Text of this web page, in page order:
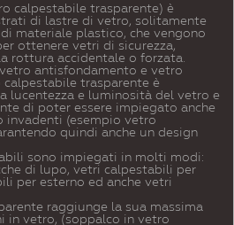
calpestabile trasparente) è
di lastre di vetro, solitamente
materiale plastico, che vengono
ottenere vetri di sicurezza,
rottura accidentale o forzata.
antisfondamento e vetro
trasparente è
lucentezza e luminosità del vetro e
di poter essere impiegato anche
(esempio vetro
quindi anche un design
sono impiegati in molti modi:
di lupo, vetri calpestabili per
per esterno ed anche vetri
raggiunge la sua massima
in vetro, (soppalco in vetro